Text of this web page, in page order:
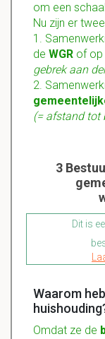
om een
Nu zijn er
1.
de WGR of op
gebrek aan
2.
(= afstand tot
3
Dit is
Waarom
Omdat ze de